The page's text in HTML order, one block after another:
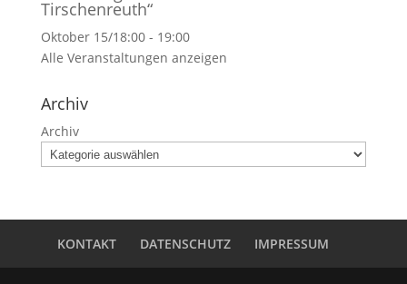
Tirschenreuth“
Oktober 15/18:00- 19:00
Alle Veranstaltungen anzeigen
Archiv
Archiv
KONTAKT DATENSCHUTZ IMPRESSUM